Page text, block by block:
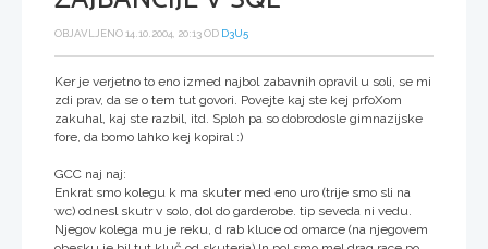
OBJAVLJENO 14.10.2004, 20:13 OD D3U5
Ker je verjetno to eno izmed najbol zabavnih opravil u soli, se mi
zdi prav, da se o tem tut govori. Povejte kaj ste kej prfoXom
zakuhal, kaj ste razbil, itd. Sploh pa so dobrodosle gimnazijske
fore, da bomo lahko kej kopiral :)
GCC naj naj:
Enkrat smo kolegu k ma skuter med eno uro (trije smo sli na
wc) odnesl skutr v solo, dol do garderobe. tip seveda ni vedu.
Njegov kolega mu je reku, d rab kluce od omarce (na njegovem